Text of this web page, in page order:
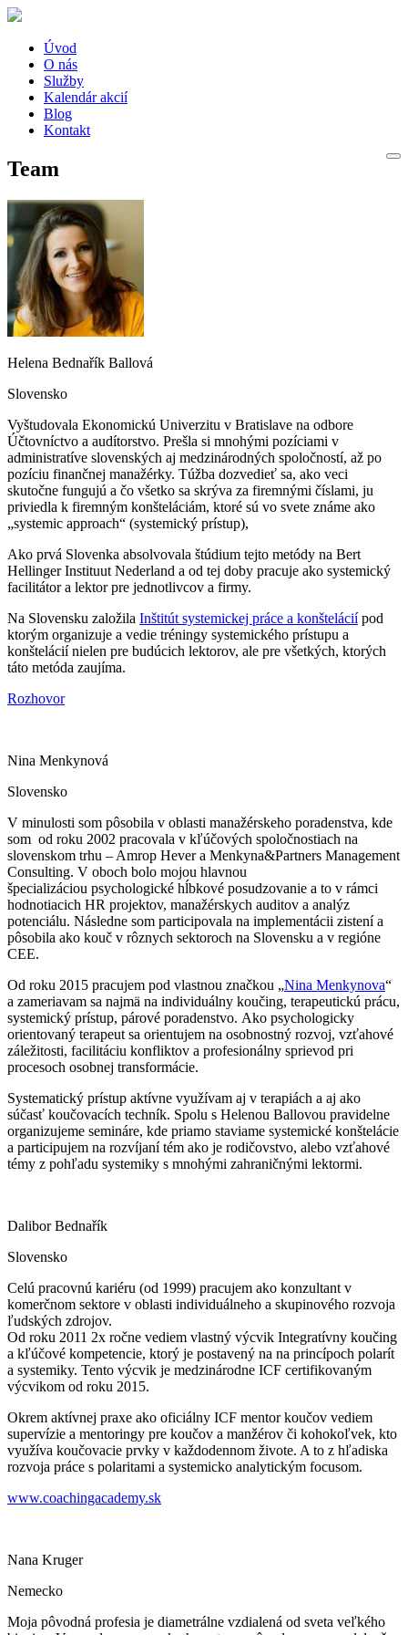
Úvod
O nás
Služby
Kalendár akcií
Blog
Kontakt
Team
Helena Bednařík Ballová
Slovensko
Vyštudovala Ekonomickú Univerzitu v Bratislave na odbore
Účtovníctvo a audítorstvo. Prešla si mnohými pozíciami v
administratíve slovenských aj medzinárodných spoločností, až po
pozíciu finančnej manažérky. Túžba dozvedieť sa, ako veci
skutočne fungujú a čo všetko sa skrýva za firemnými číslami, ju
priviedla k firemným konšteláciám, ktoré sú vo svete známe ako
„systemic approach“ (systemický prístup),
Ako prvá Slovenka absolvovala štúdium tejto metódy na Bert
Hellinger Instituut Nederland a od tej doby pracuje ako systemický
facilitátor a lektor pre jednotlivcov a firmy.
Na Slovensku založila Inštitút systemickej práce a konšteláciípod
ktorým organizuje a vedie tréningy systemického prístupu a
konštelácií nielen pre budúcich lektorov, ale pre všetkých, ktorých
táto metóda zaujíma.
Rozhovor
Nina Menkynová
Slovensko
V minulosti som pôsobila v oblasti manažérskeho poradenstva, kde
som od roku 2002 pracovala v kľúčových spoločnostiach na
slovenskom trhu – Amrop Hever a Menkyna&Partners Management
Consulting. V oboch bolo mojou hlavnou
špecializáciou psychologické hĺbkové posudzovanie a to v rámci
hodnotiacich HR projektov, manažérskych auditov a analýz
potenciálu. Následne som participovala na implementácii zistení a
pôsobila ako kouč v rôznych sektoroch na Slovensku a v regióne
CEE.
Od roku 2015 pracujem pod vlastnou značkou „Nina Menkynova“
a zameriavam sa najmä na individuálny koučing, terapeutickú prácu,
systemický prístup, párové poradenstvo. Ako psychologicky
orientovaný terapeut sa orientujem na osobnostný rozvoj, vzťahové
záležitosti, facilitáciu konfliktov a profesionálny sprievod pri
procesoch osobnej transformácie.
Systematický prístup aktívne využívam aj v terapiách a aj ako
súčasť koučovacích techník. Spolu s Helenou Ballovou pravidelne
organizujeme semináre, kde priamo staviame systemické konštelácie
a participujem na rozvíjaní tém ako je rodičovstvo, alebo vzťahové
témy z pohľadu systemiky s mnohými zahraničnými lektormi.
Dalibor Bednařík
Slovensko
Celú pracovnú kariéru (od 1999) pracujem ako konzultant v
komerčnom sektore v oblasti individuálneho a skupinového rozvoja
ľudských zdrojov.
Od roku 2011 2x ročne vediem vlastný výcvik Integratívny koučing
a kľúčové kompetencie, ktorý je postavený na na princípoch polarít
a systemiky. Tento výcvik je medzinárodne ICF certifikovaným
výcvikom od roku 2015.
Okrem aktívnej praxe ako oficiálny ICF mentor koučov vediem
supervízie a mentoringy pre koučov a manžérov či kohokoľvek, kto
využíva koučovacie prvky v každodennom živote. A to z hľadiska
rozvoja práce s polaritami a systemicko analytickým focusom.
www.coachingacademy.sk
Nana Kruger
Nemecko
Moja pôvodná profesia je diametrálne vzdialená od sveta veľkého